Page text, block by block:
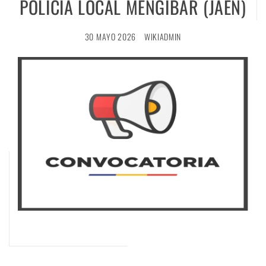
POLICÍA LOCAL MENGÍBAR (JAÉN)
30 MAYO 2026 WIKIADMIN